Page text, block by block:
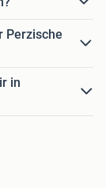
Perzische
in